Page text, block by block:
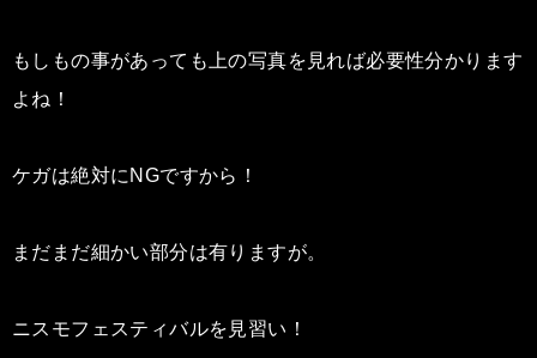
もしもの事があっても上の写真を見れば必要性分かります
よね！
ケガは絶対にNGですから！
まだまだ細かい部分は有りますが。
ニスモフェスティバルを見習い！